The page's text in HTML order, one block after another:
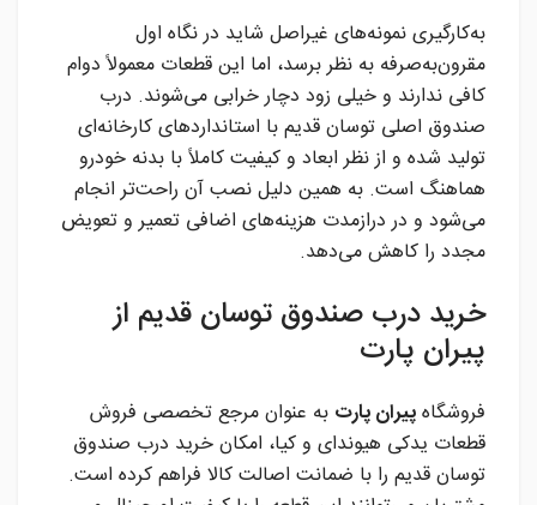
به‌کارگیری نمونه‌های غیراصل شاید در نگاه اول
مقرون‌به‌صرفه به نظر برسد، اما این قطعات معمولاً دوام
کافی ندارند و خیلی زود دچار خرابی می‌شوند. درب
صندوق اصلی توسان قدیم با استانداردهای کارخانه‌ای
تولید شده و از نظر ابعاد و کیفیت کاملاً با بدنه خودرو
هماهنگ است. به همین دلیل نصب آن راحت‌تر انجام
می‌شود و در درازمدت هزینه‌های اضافی تعمیر و تعویض
مجدد را کاهش می‌دهد.
خرید درب صندوق توسان قدیم از
پیران پارت
فروشگاهپیران پارت به عنوان مرجع تخصصی فروش
قطعات یدکی هیوندای و کیا، امکان خرید درب صندوق
توسان قدیم را با ضمانت اصالت کالا فراهم کرده است.